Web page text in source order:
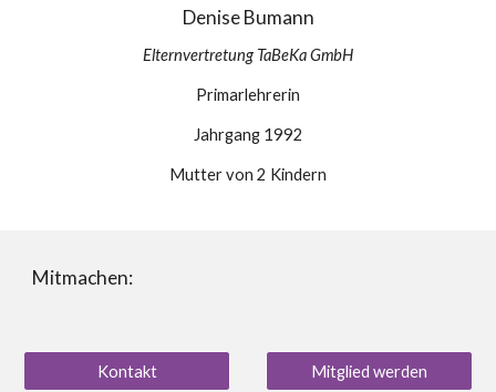
Denise Bumann
Elternvertretung TaBeKa GmbH
Primarlehrerin
Jahrgang 1992
Mutter von 2 Kindern
Mitmachen:
Kontakt Mitglied werden